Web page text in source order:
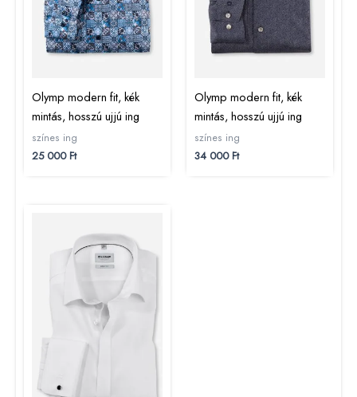
Olymp modern fit, kék
mintás, hosszú ujjú ing
színes ing
25 000Ft
Olymp modern fit, kék
mintás, hosszú ujjú ing
színes ing
34 000Ft